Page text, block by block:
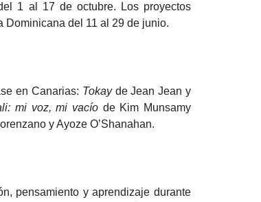
1 al 17 de octubre. Los proyectos
Dominicana del 11 al 29 de junio.
en Canarias: Tokayde Jean Jean y
mi voz, mi vacío de Kim Munsamy
y Ayoze O’Shanahan.
pensamiento y aprendizaje durante